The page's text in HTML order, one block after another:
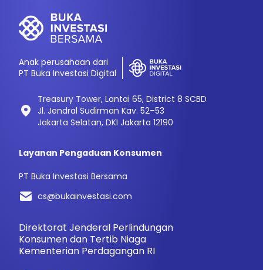
Anak perusahaan dari
PT Buka Investasi Digital
Treasury Tower, Lantai 65, District 8 SCBD
Jl. Jendral Sudirman Kav. 52–53
Jakarta Selatan, DKI Jakarta 12190
Layanan Pengaduan Konsumen
PT Buka Investasi Bersama
cs@bukainvestasi.com
Direktorat Jenderal Perlindungan
Konsumen dan Tertib Niaga
Kementerian Perdagangan RI